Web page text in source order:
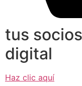
tus
digital
Haz clic aquí